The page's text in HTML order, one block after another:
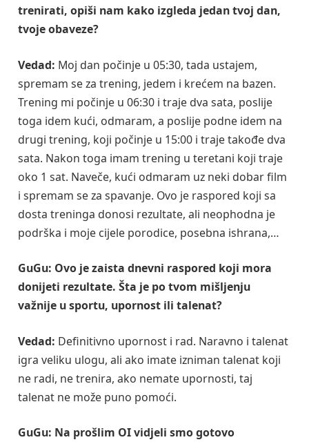
trenirati, opiši nam kako izgleda jedan tvoj dan,
tvoje obaveze?
Vedad: Moj dan počinje u 05:30, tada ustajem,
spremam se za trening, jedem i krećem na bazen.
Trening mi počinje u 06:30 i traje dva sata, poslije
toga idem kući, odmaram, a poslije podne idem na
drugi trening, koji počinje u 15:00 i traje takođe dva
sata. Nakon toga imam trening u teretani koji traje
oko 1 sat. Naveče, kući odmaram uz neki dobar film
i spremam se za spavanje. Ovo je raspored koji sa
dosta treninga donosi rezultate, ali neophodna je
podrška i moje cijele porodice, posebna ishrana,…
GuGu: Ovo je zaista dnevni raspored koji mora
donijeti rezultate. Šta je po tvom mišljenju
važnije u sportu, upornost ili talenat?
Vedad: Definitivno upornost i rad. Naravno i talenat
igra veliku ulogu, ali ako imate izniman talenat koji
ne radi, ne trenira, ako nemate upornosti, taj
talenat ne može puno pomoći.
GuGu: Na prošlim OI vidjeli smo gotovo